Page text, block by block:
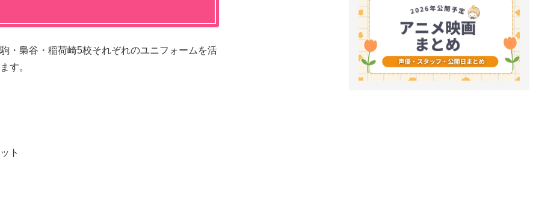
・梟谷・稲荷崎5校それぞれのユニフォームを活
す。
ト